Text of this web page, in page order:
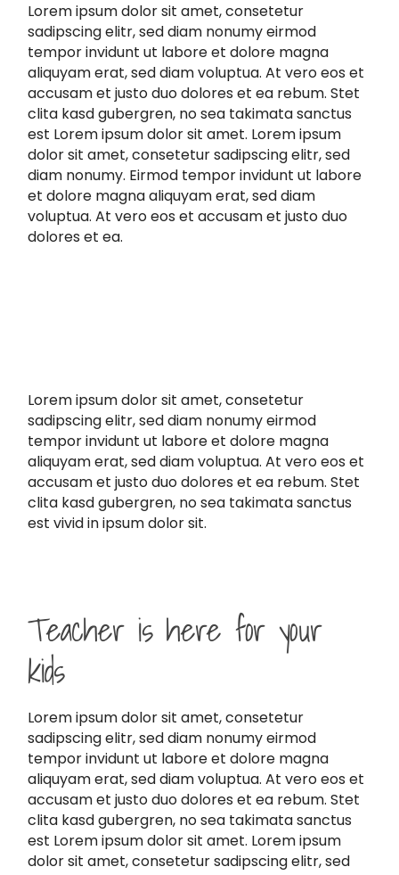
Lorem ipsum dolor sit amet, consetetur
sadipscing elitr, sed diam nonumy eirmod
tempor invidunt ut labore et dolore magna
aliquyam erat, sed diam voluptua. At vero eos et
accusam et justo duo dolores et ea rebum. Stet
clita kasd gubergren, no sea takimata sanctus
est Lorem ipsum dolor sit amet. Lorem ipsum
dolor sit amet, consetetur sadipscing elitr, sed
diam nonumy. Eirmod tempor invidunt ut labore
et dolore magna aliquyam erat, sed diam
voluptua. At vero eos et accusam et justo duo
dolores et ea.
Lorem ipsum dolor sit amet, consetetur
sadipscing elitr, sed diam nonumy eirmod
tempor invidunt ut labore et dolore magna
aliquyam erat, sed diam voluptua. At vero eos et
accusam et justo duo dolores et ea rebum. Stet
clita kasd gubergren, no sea takimata sanctus
est vivid in ipsum dolor sit.
Teacher is here for your
kids
Lorem ipsum dolor sit amet, consetetur
sadipscing elitr, sed diam nonumy eirmod
tempor invidunt ut labore et dolore magna
aliquyam erat, sed diam voluptua. At vero eos et
accusam et justo duo dolores et ea rebum. Stet
clita kasd gubergren, no sea takimata sanctus
est Lorem ipsum dolor sit amet. Lorem ipsum
dolor sit amet, consetetur sadipscing elitr, sed